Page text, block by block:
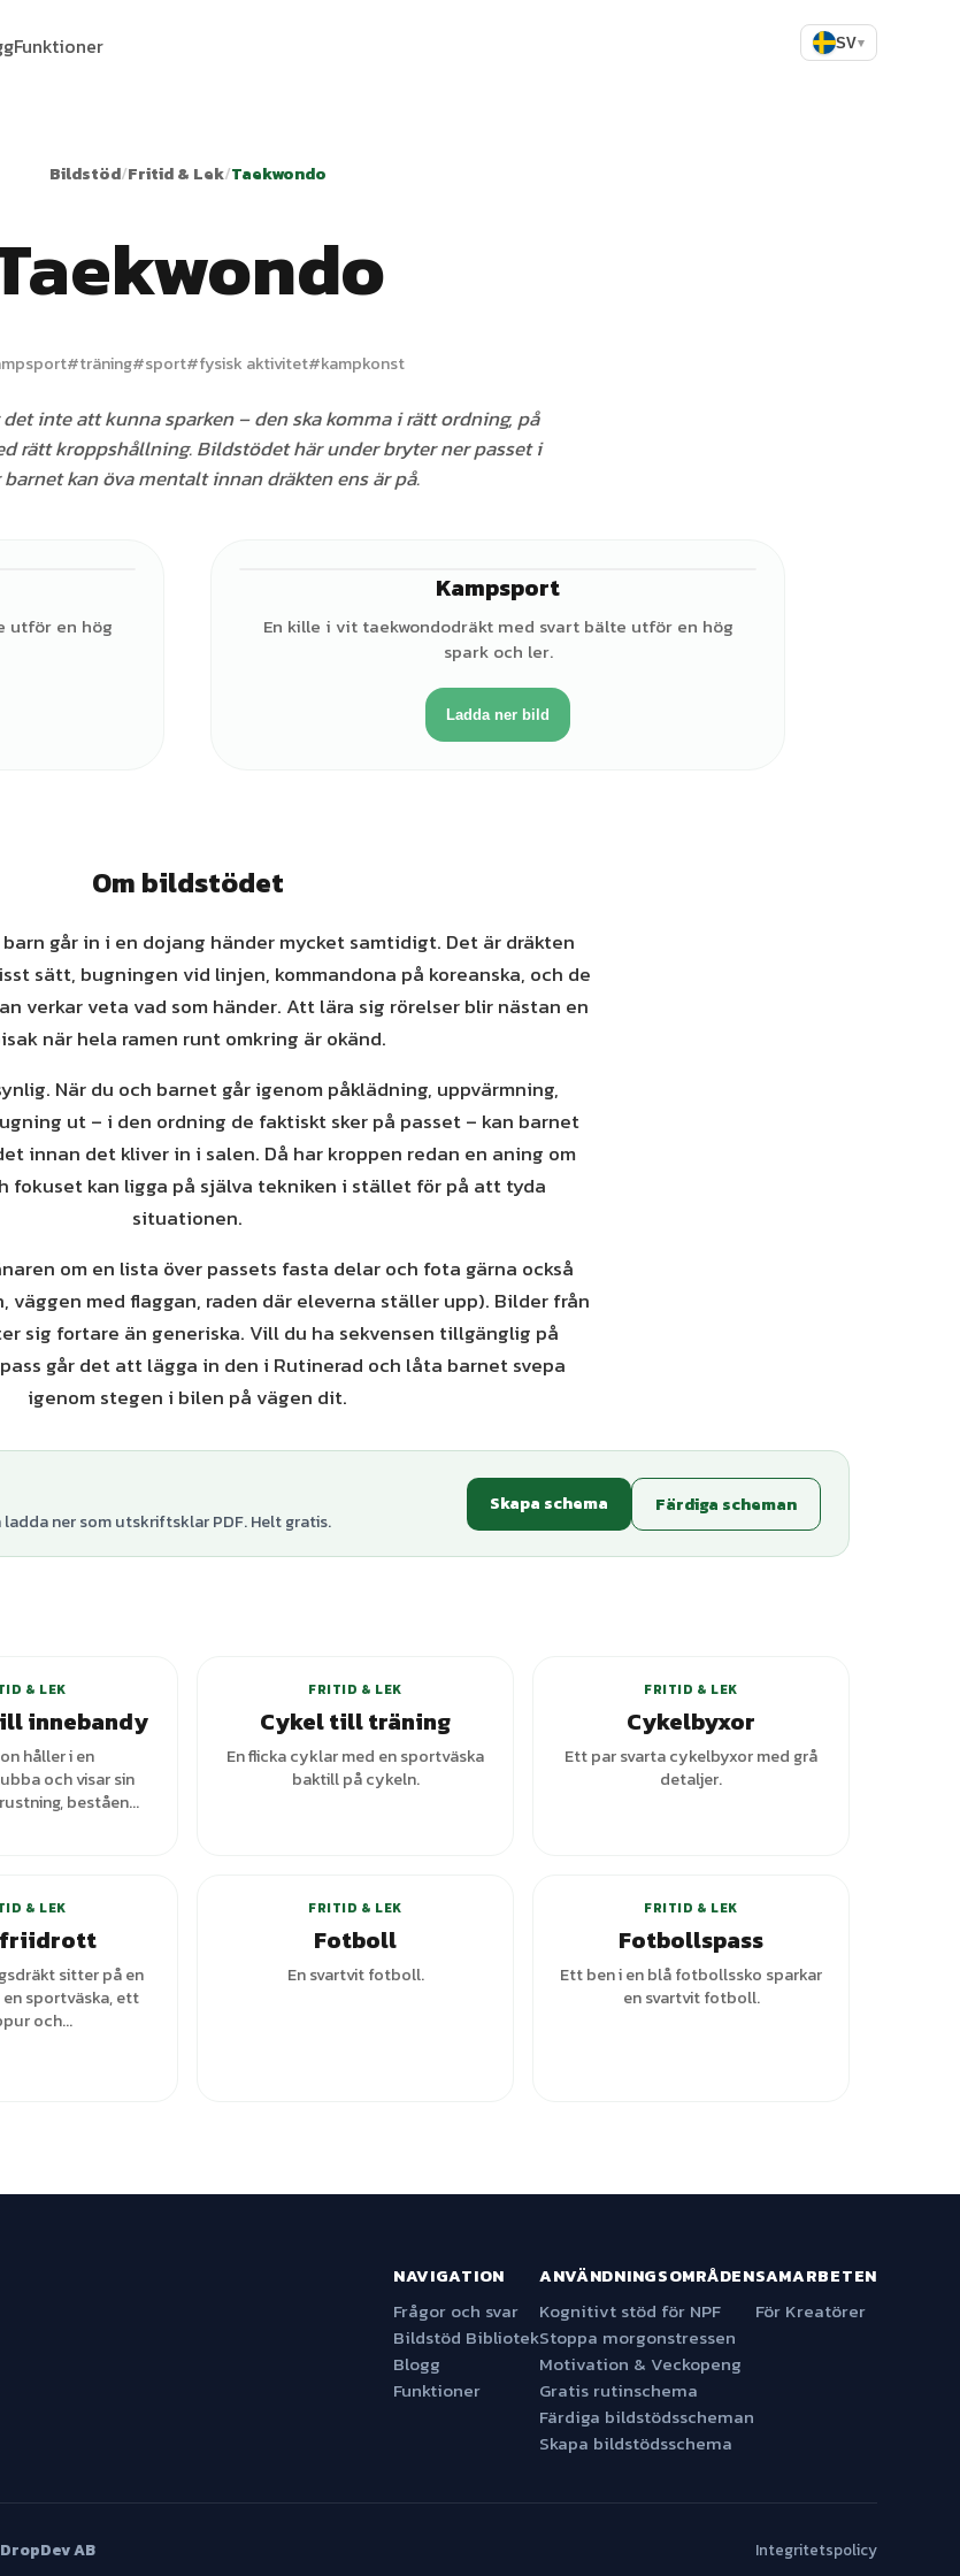
Funktioner SV▾
Bildstöd/Fritid & Lek/Taekwondo
#träning#sport#fysisk aktivitet#kampkonst
inte att kunna sparken – den ska komma i rätt ordning, på
rätt kroppshållning. Bildstödet här under bryter ner passet i
kan öva mentalt innan dräkten ens är på.
utför en hög
Kampsport
En kille i vit taekwondodräkt med svart bälte utför en hög
spark och ler.
Ladda ner bild
Om bildstödet
går in i en dojang händer mycket samtidigt. Det är dräkten
sätt, bugningen vid linjen, kommandona på koreanska, och de
verkar veta vad som händer. Att lära sig rörelser blir nästan en
när hela ramen runt omkring är okänd.
När du och barnet går igenom påklädning, uppvärmning,
ut – i den ordning de faktiskt sker på passet – kan barnet
innan det kliver in i salen. Då har kroppen redan en aning om
fokuset kan ligga på själva tekniken i stället för på att tyda
situationen.
om en lista över passets fasta delar och fota gärna också
väggen med flaggan, raden där eleverna ställer upp). Bilder från
sig fortare än generiska. Vill du ha sekvensen tillgänglig på
går det att lägga in den i Rutinerad och låta barnet svepa
igenom stegen i bilen på vägen dit.
ner som utskriftsklar PDF. Helt gratis.
Skapa schema Färdiga scheman
& LEK
innebandy
håller i en
och visar sin
beståen...
FRITID & LEK
Cykel till träning
En flicka cyklar med en sportväska
baktill på cykeln.
FRITID & LEK
Cykelbyxor
Ett par svarta cykelbyxor med grå
detaljer.
& LEK
friidrott
sitter på en
sportväska, ett
och...
FRITID & LEK
Fotboll
En svartvit fotboll.
FRITID & LEK
Fotbollspass
Ett ben i en blå fotbollssko sparkar
en svartvit fotboll.
NAVIGATION
Frågor och svar
Bildstöd Bibliotek
Blogg
Funktioner
ANVÄNDNINGSOMRÅDEN
Kognitivt stöd för NPF
Stoppa morgonstressen
Motivation & Veckopeng
Gratis rutinschema
Färdiga bildstödsscheman
Skapa bildstödsschema
SAMARBETEN
För Kreatörer
DropDev AB Integritetspolicy